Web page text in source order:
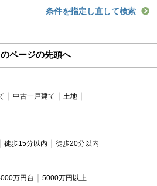
条件を指定し直して検索
ページの先頭へ
中古一戸建て
土地
徒歩15分以内 徒歩20分以内
万円台 5000万円以上